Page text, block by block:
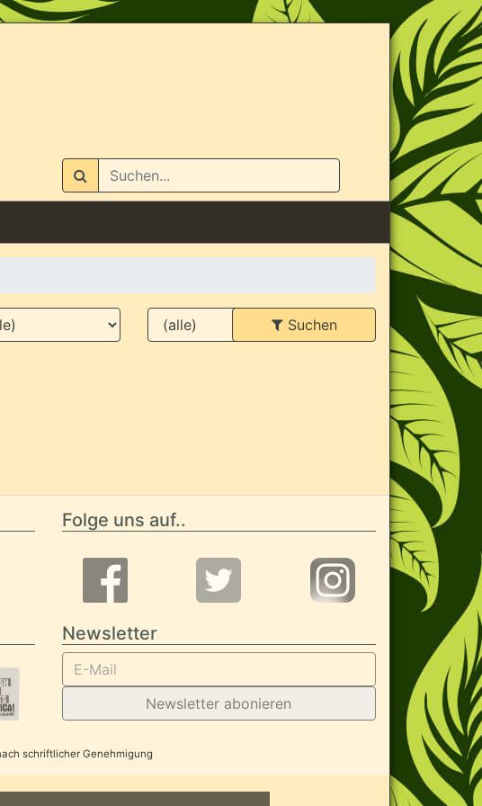
Suchen
Suchen
Folge uns auf..
Newsletter
Newsletter abonieren
schriftlicher Genehmigung